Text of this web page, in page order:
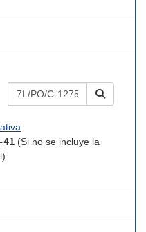
.
41 (Si no se incluye la